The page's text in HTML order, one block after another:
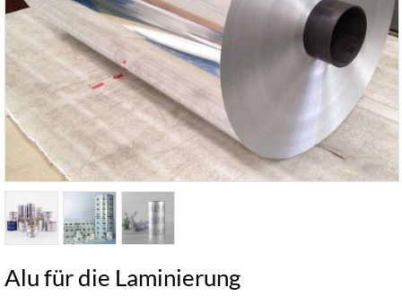
Alu für die Laminierung